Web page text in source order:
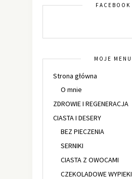
FACEBOOK
MOJE MENU
Strona główna
O mnie
ZDROWIE I REGENERACJA
CIASTA I DESERY
BEZ PIECZENIA
SERNIKI
CIASTA Z OWOCAMI
CZEKOLADOWE WYPIEKI